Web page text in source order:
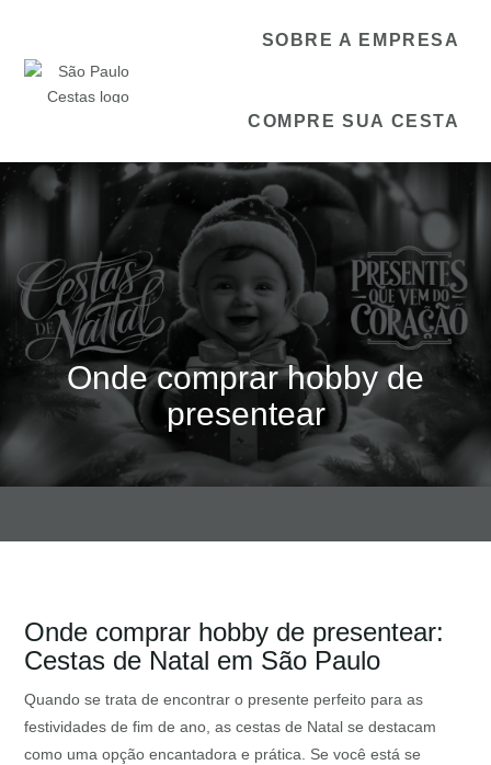
SOBRE A EMPRESA
COMPRE SUA CESTA
Onde comprar hobby de
presentear
Onde comprar hobby de presentear:
Cestas de Natal em São Paulo
Quando se trata de encontrar o presente perfeito para as
festividades de fim de ano, as cestas de Natal se destacam
como uma opção encantadora e prática. Se você está se